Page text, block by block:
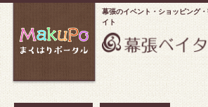
幕張のイベント・ショッピング
イト